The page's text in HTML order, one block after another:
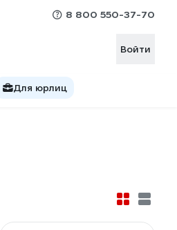
8 800 550-37-70
Войти
Для юрлиц